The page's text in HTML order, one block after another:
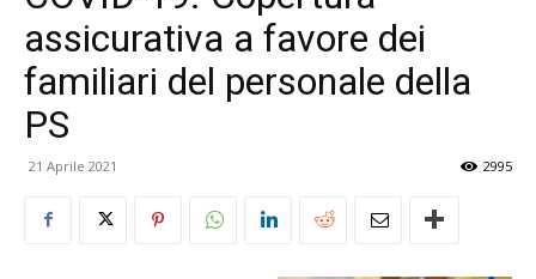
assicurativa a favore dei
familiari del personale della
PS
21 Aprile 2021 2995